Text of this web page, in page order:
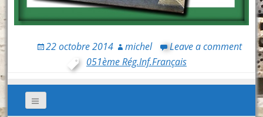
22 octobre 2014 michel
Leave a comment
051ème Rég.Inf.Français